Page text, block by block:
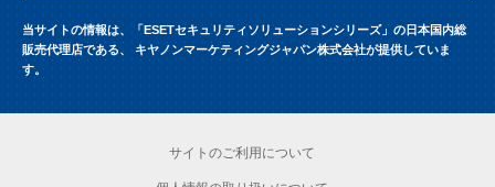
当サイトの情報は、「ESETセキュリティソリューションシリーズ」の日本国内総
販売代理店である、 キヤノンマーケティングジャパン株式会社が提供していま
す。
サイトのご利用について